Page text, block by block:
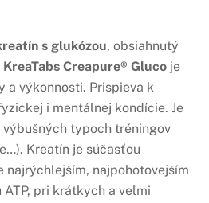
s glukózou, obsiahnutý
Creapure® Gluco je
a výkonnosti. Prispieva k
i mentálnej kondície. Je
typoch tréningov
Kreatín je súčasťou
najrýchlejším, najpohotovejším
pri krátkych a veľmi